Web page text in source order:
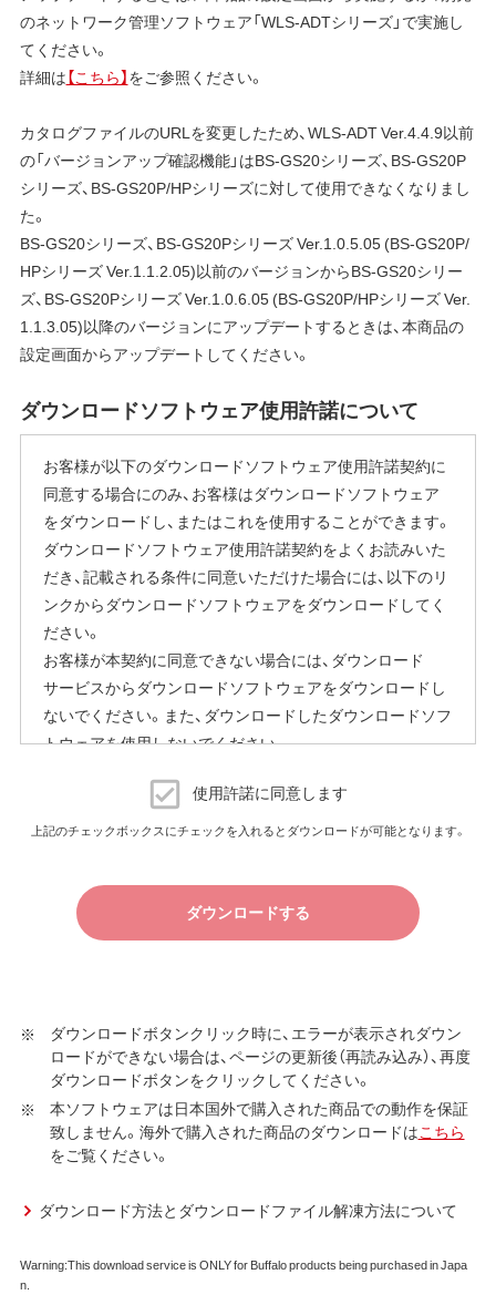
のネットワーク管理ソフトウェア「WLS-ADTシリーズ」で実施し
てください。
詳細は【こちら】をご参照ください。
カタログファイルのURLを変更したため、WLS-ADT Ver.4.4.9以前
の「バージョンアップ確認機能」はBS-GS20シリーズ、BS-GS20P
シリーズ、BS-GS20P/HPシリーズに対して使用できなくなりまし
た。
BS-GS20シリーズ、BS-GS20Pシリーズ Ver.1.0.5.05 (BS-GS20P/
HPシリーズ Ver.1.1.2.05)以前のバージョンからBS-GS20シリー
ズ、BS-GS20Pシリーズ Ver.1.0.6.05 (BS-GS20P/HPシリーズ Ver.
1.1.3.05)以降のバージョンにアップデートするときは、本商品の
設定画面からアップデートしてください。
ダウンロードソフトウェア使用許諾について
お客様が以下のダウンロードソフトウェア使用許諾契約に
同意する場合にのみ、お客様はダウンロードソフトウェア
をダウンロードし、またはこれを使用することができます。
ダウンロードソフトウェア使用許諾契約をよくお読みいた
だき、記載される条件に同意いただけた場合には、以下のリ
ンクからダウンロードソフトウェアをダウンロードしてく
ださい。
お客様が本契約に同意できない場合には、ダウンロード
サービスからダウンロードソフトウェアをダウンロードし
ないでください。また、ダウンロードしたダウンロードソフ
トウェアを使用しないでください。
ダウンロードソフトウェア使用許諾契約
（株）バッファロー（以下、弊社といいます）は、お客様がダウ
す）に同意し、ご購入いただいた商品（以下、購入商品といい
ます）について弊社が保証契約に基づく修理を実施する際
の条件である保証契約約款、およびそれに含まれるソフト
ア（ユーティリティ・ファームウェア・ドライバなど）を含み
以下、本ソフトウェアといいます）の使用を許諾いたしま
す。
第1条 使用許諾
使用をお客様に非専属的に許諾します。
第2条 知的所有権
使用許諾に同意します
上記のチェックボックスにチェックを入れるとダウンロードが可能となります。
ダウンロードする
ダウンロードボタンクリック時に、エラーが表示されダウン
ロードができない場合は、ページの更新後（再読み込み）、再度
ダウンロードボタンをクリックしてください。
本ソフトウェアは日本国外で購入された商品での動作を保証
致しません。海外で購入された商品のダウンロードはこちら
をご覧ください。
ダウンロード方法とダウンロードファイル解凍方法について
Warning:This download service is ONLY for Buffalo products being purchased in Japa
n.